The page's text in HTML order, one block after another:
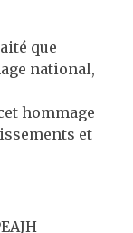
que
national,
hommage
et